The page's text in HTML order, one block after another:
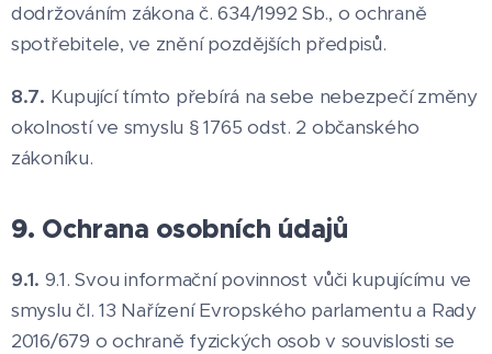
dodržováním zákona č. 634/1992 Sb., o ochraně
spotřebitele, ve znění pozdějších předpisů.
8.7. Kupující tímto přebírá na sebe nebezpečí změny
okolností ve smyslu § 1765 odst. 2 občanského
zákoníku.
9. Ochrana osobních údajů
9.1. 9.1. Svou informační povinnost vůči kupujícímu ve
smyslu čl. 13 Nařízení Evropského parlamentu a Rady
2016/679 o ochraně fyzických osob v souvislosti se